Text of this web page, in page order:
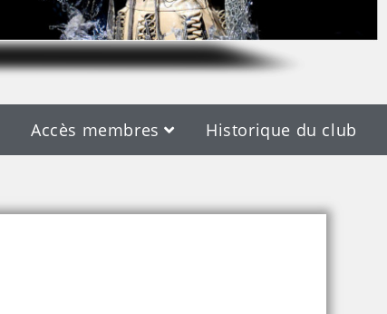
Accès membres Historique du club